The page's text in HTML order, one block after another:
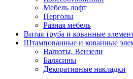
Мебель лофт
Перголы
Разная мебель
Витая труба и кованные
Штампованные и кованные
Валюты, Вензели
Балясины
Декоративные накладки